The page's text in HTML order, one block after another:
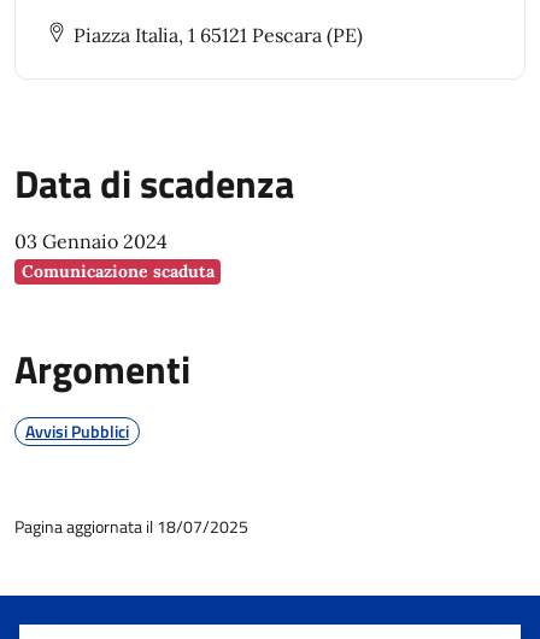
Piazza Italia, 1 65121 Pescara (PE)
Data di scadenza
03 Gennaio 2024
Comunicazione scaduta
Argomenti
Avvisi Pubblici
Pagina aggiornata il 18/07/2025